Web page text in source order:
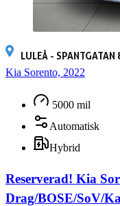
LULEÅ - SPANTGATAN
Kia Sorento, 2022
5000 mil
Automatisk
Hybrid
Reserverad! Kia
Drag/BOSE/SoV/